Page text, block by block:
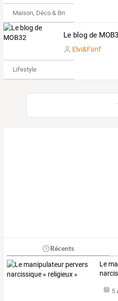
Maison, Déco & Bricolage
Le blog de
Elvi&Fanf
Lifestyle
Récents
Le
5